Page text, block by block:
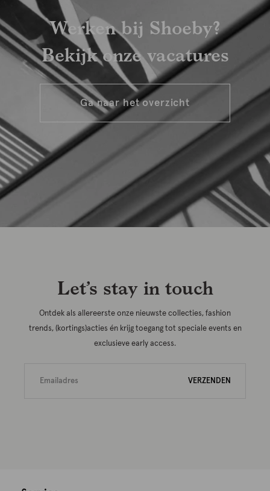
Werken bij Shoeby?
Bekijk onze vacatures
Ga naar het overzicht
Let’s stay in touch
Ontdek als allereerste onze nieuwste collecties, fashion
trends, (kortings)acties én krijg toegang tot speciale events en
exclusieve early access.
VERZENDEN